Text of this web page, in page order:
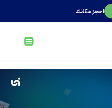
احجز مكانك